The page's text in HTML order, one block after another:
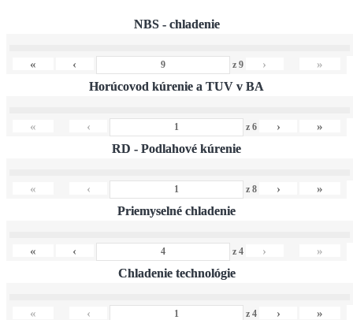
NBS - chladenie
« ‹ z 9 › »
Horúcovod kúrenie a TUV v BA
« ‹ z6 › »
RD - Podlahové kúrenie
« ‹ z8 › »
Priemyselné chladenie
« ‹ z 4 › »
Chladenie technológie
« ‹ z4 › »